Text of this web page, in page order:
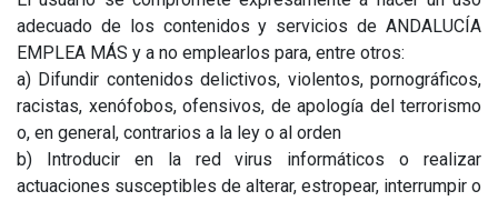
adecuado de los contenidos y servicios de ANDALUCÍA
EMPLEA MÁS y a no emplearlos para, entre otros:
a) Difundir contenidos delictivos, violentos, pornográficos,
racistas, xenófobos, ofensivos, de apología del terrorismo
o, en general, contrarios a la ley o al orden
b) Introducir en la red virus informáticos o realizar
actuaciones susceptibles de alterar, estropear, interrumpir o